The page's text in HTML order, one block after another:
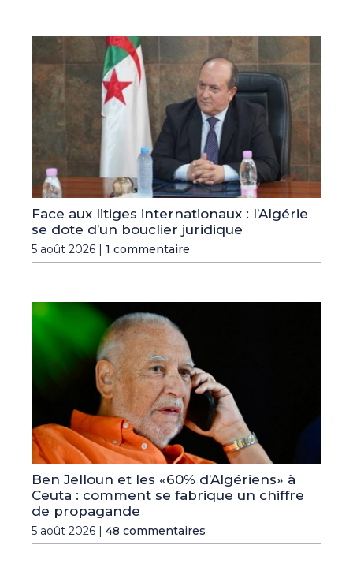
Face aux litiges internationaux : l’Algérie
se dote d’un bouclier juridique
5 août 2026 | 1 commentaire
Ben Jelloun et les «60% d’Algériens» à
Ceuta : comment se fabrique un chiffre
de propagande
5 août 2026 | 48 commentaires